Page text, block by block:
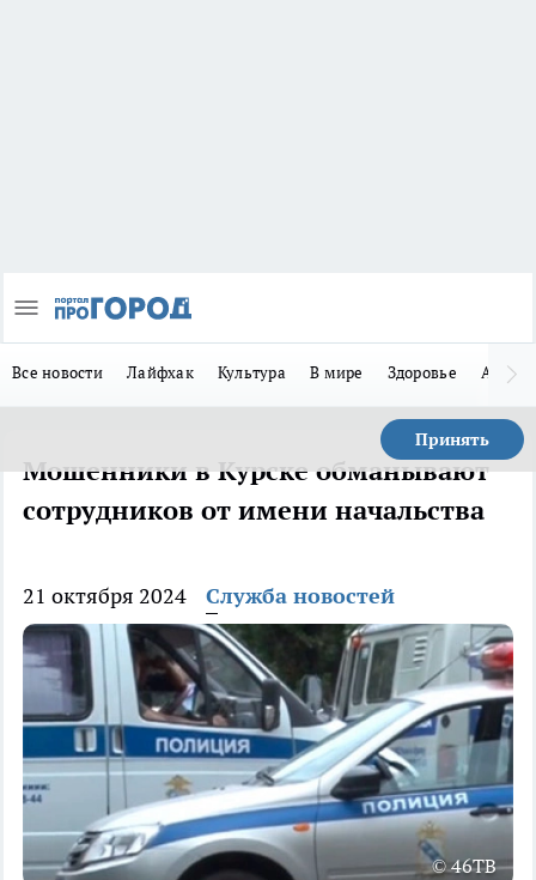
Все новости Лайфхак Культура В мире Здоровье Авто
Принять
Мошенники в Курске обманывают
сотрудников от имени начальства
21 октября 2024 Служба новостей
© 46ТВ